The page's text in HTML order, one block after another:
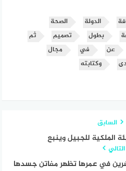
الدولة
الصحة
بطول تصميم
ثم
عن في
مجال
وكتابته
السابق
الملكية للجبيل وينبع
التالي
في عمرها تظهر مفاتن جسدها